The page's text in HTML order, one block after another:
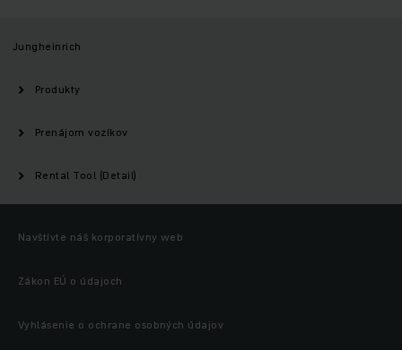
Jungheinrich
Produkty
Prenájom vozíkov
Rental Tool (Detail)
Navštívte náš korporatívny web
Zákon EÚ o údajoch
Vyhlásenie o ochrane osobných údajov